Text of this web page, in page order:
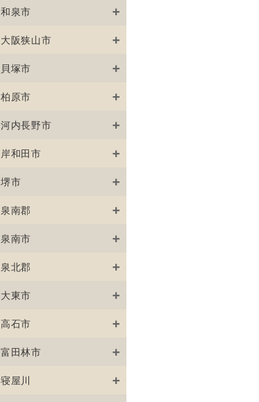
和泉市
大阪狭山市
貝塚市
柏原市
河内長野市
岸和田市
堺市
泉南郡
泉南市
泉北郡
大東市
高石市
富田林市
寝屋川